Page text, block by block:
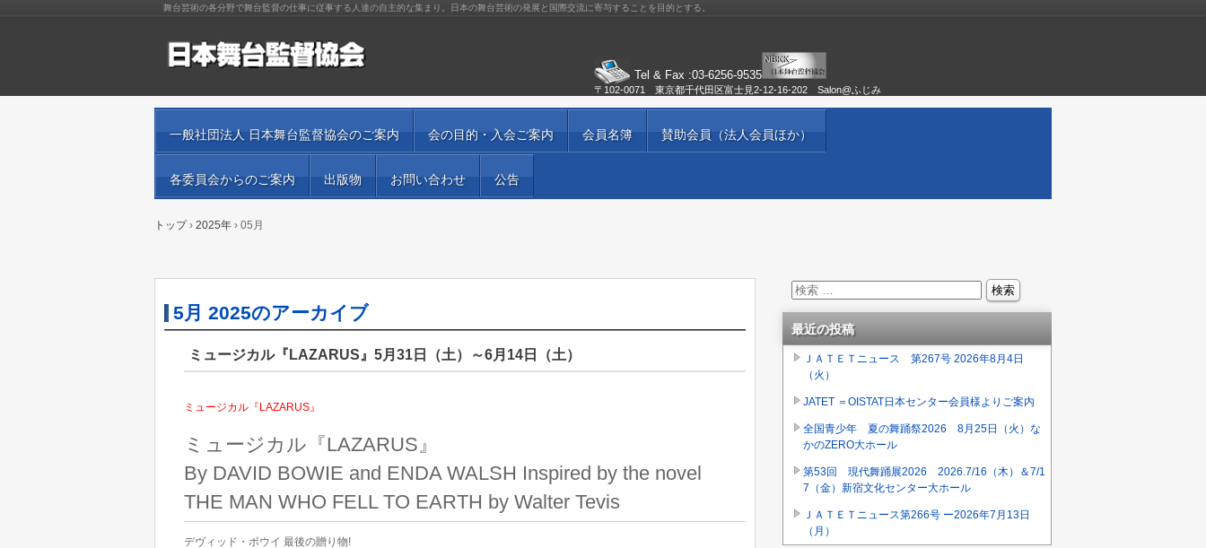
舞台芸術の各分野で舞台監督の仕事に従事する人達の自主的な集まり。日本の舞台芸術の発展と国際交流に寄与することを目的とする。
Tel & Fax :03-6256-9535
〒102-0071 東京都千代田区富士見2-12-16-202 Salon@ふじみ
一般社団法人 日本舞台監督協会のご案内 会の目的・入会ご案内 会員名簿 賛助会員（法人会員ほか）
各委員会からのご案内 出版物 お問い合わせ 公告
トップ › 2025年 › 05月
5月 2025のアーカイブ
ミュージカル『LAZARUS』5月31日（土）～6月14日（土）
ミュージカル『LAZARUS』
ミュージカル『LAZARUS』
By DAVID BOWIE and ENDA WALSH Inspired by the novel
THE MAN WHO FELL TO EARTH by Walter Tevis
デヴィッド・ボウイ 最後の贈り物!
最近の投稿
ＪＡＴＥＴニュース 第267号 2026年8月4日
（火）
JATET ＝OISTAT日本センター会員様よりご案内
全国青少年 夏の舞踊祭2026 8月25日（火）な
かのZERO大ホール
第53回 現代舞踊展2026 2026.7/16（木）＆7/1
7（金）新宿文化センター大ホール
ＪＡＴＥＴニュース第266号 ー2026年7月13日
（月）